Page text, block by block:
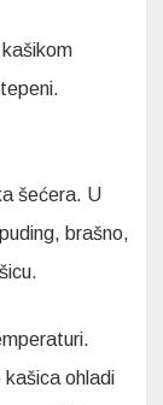
šećera. U
brašno,
ohladi